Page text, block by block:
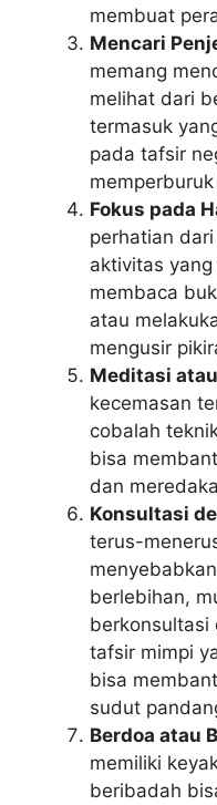
membuat
Mencari
memang
melihat dari
termasuk
pada tafsir
Fokus pada
perhatian
aktivitas
membaca
atau
mengusir
Meditasi
kecemasan
cobalah
bisa
dan
Konsultasi
terus-
berlebihan,
berkonsultasi
tafsir mimpi
bisa
sudut
Berdoa atau
memiliki
beribadah